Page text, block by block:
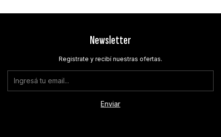
Newsletter
Registrate y recibí nuestras ofertas.